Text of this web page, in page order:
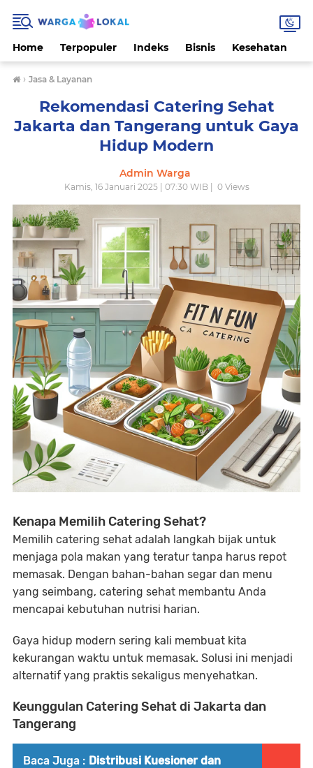
Home Terpopuler Indeks Bisnis Kesehatan
› Jasa & Layanan
Rekomendasi Catering Sehat
Jakarta dan Tangerang untuk Gaya
Hidup Modern
Admin Warga
Kamis, 16 Januari 2025 | 07:30 WIB | 0Views
Kenapa Memilih Catering Sehat?
Memilih catering sehat adalah langkah bijak untuk
menjaga pola makan yang teratur tanpa harus repot
memasak. Dengan bahan-bahan segar dan menu
yang seimbang, catering sehat membantu Anda
mencapai kebutuhan nutrisi harian.
Gaya hidup modern sering kali membuat kita
kekurangan waktu untuk memasak. Solusi ini menjadi
alternatif yang praktis sekaligus menyehatkan.
Keunggulan Catering Sehat di Jakarta dan
Tangerang
Baca Juga : Distribusi Kuesioner dan